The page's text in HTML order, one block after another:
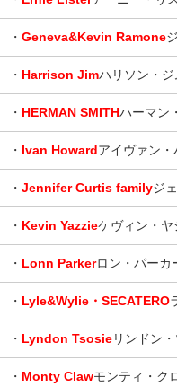
・ Geneva&Kevin Ramone
・ Harrison Jimハリソン・ジ
・ HERMAN SMITHハーマン
・ Ivan Howardアイヴァン・
・ Jennifer Curtis familyジ
・ Kevin Yazzieケヴィン・ヤ
・ Lonn Parkerロン・パーカ
・ Lyle&Wylie・SECATERO
・ Lyndon Tsosieリンドン
・ Monty Clawモンティ・ク